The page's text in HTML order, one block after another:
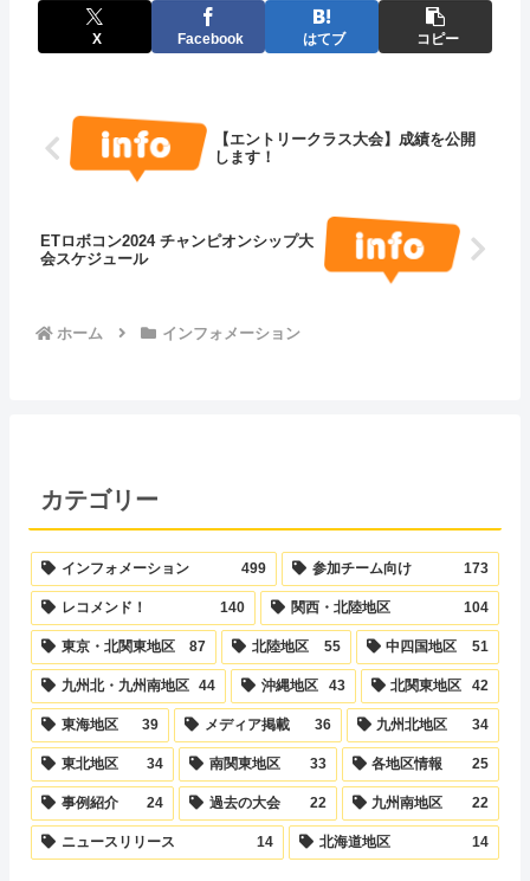
X Facebook はてブ コピー
【エントリークラス大会】成績を公開
します！
ETロボコン2024 チャンピオンシップ大
会スケジュール
ホーム インフォメーション
カテゴリー
インフォメーション 499 参加チーム向け 173
レコメンド！ 140 関西・北陸地区 104
東京・北関東地区 87 北陸地区 55 中四国地区 51
九州北・九州南地区 44 沖縄地区 43 北関東地区 42
東海地区 39 メディア掲載 36 九州北地区 34
東北地区 34 南関東地区 33 各地区情報 25
事例紹介 24 過去の大会 22 九州南地区 22
ニュースリリース 14 北海道地区 14